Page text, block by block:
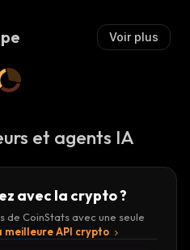
Voir plus
et agents IA
avec la crypto ?
de CoinStats avec une seule
meilleure API crypto